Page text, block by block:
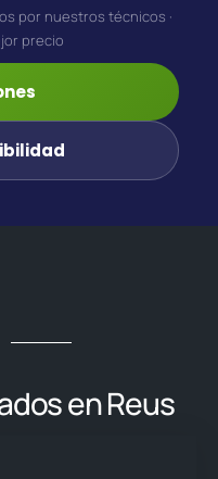
por nuestros técnicos ·
precio
en Reus